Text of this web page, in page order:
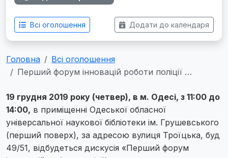
Всі оголошення Додати до календаря
Головна
Всі оголошення
Перший форум інновацій роботи поліції …
19 грудня 2019 року (четвер), в м. Одесі, з 11:00 до
14:00, в приміщенні Одеської обласної
універсальної наукової бібліотеки ім. Грушевського
(перший поверх), за адресою вулиця Троїцька, буд
49/51, відбудеться дискусія «Перший форум